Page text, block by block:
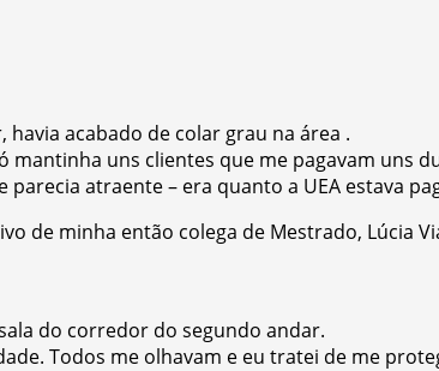
acabado de colar grau na área .
mantinha uns clientes que me pagavam uns
atraente – era quanto a UEA estava
de minha então colega de Mestrado, Lúcia
do corredor do segundo andar.
Todos me olhavam e eu tratei de me